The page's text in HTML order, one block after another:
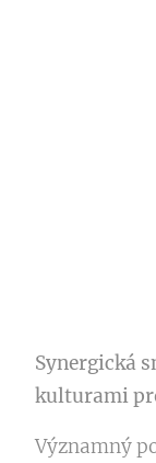
Synergická
kulturami
Významný